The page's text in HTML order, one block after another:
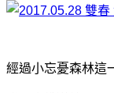
經過小忘憂森林這